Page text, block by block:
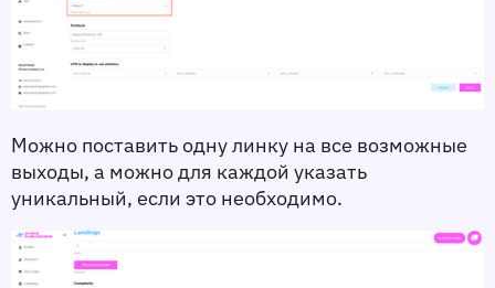
Можно поставить одну линку на все возможные
выходы, а можно для каждой указать
уникальный, если это необходимо.